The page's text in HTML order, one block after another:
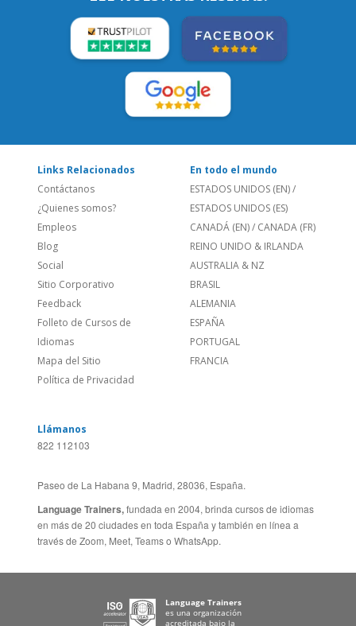
Contáctanos
¿Quienes somos?
Empleos
Blog
Social
Sitio Corporativo
Feedback
Folleto de Cursos de
Idiomas
Mapa del Sitio
Política de Privacidad
ESTADOS UNIDOS (EN)
ESTADOS UNIDOS (ES)
CANADÁ (EN)/CANADA (FR)
REINO UNIDO & IRLANDA
AUSTRALIA & NZ
BRASIL
ALEMANIA
ESPAÑA
PORTUGAL
FRANCIA
822 112103
Language Trainers,fundada en 2004, brinda cursos de idiomas
en más de 20 ciudades en toda España y también en línea a
través de Zoom, Meet, Teams o WhatsApp.